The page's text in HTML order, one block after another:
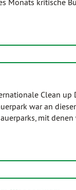
Clean up
war an
mit